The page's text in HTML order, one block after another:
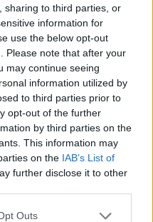
sharing to third parties, or
information for
use the below opt-out
Please note that after your
may continue seeing
information utilized by
to third parties prior to
opt-out of the further
by third parties on the
This information may
on the IAB’s List of
further disclose it to other
uses one or more Google
Outs
από 1.600
της λαμπρής
για μια άλλη
σχεδίων, το